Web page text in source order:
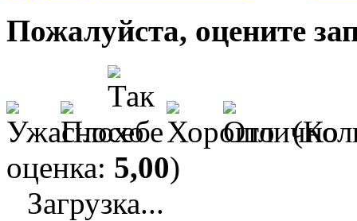
Пожалуйста, оцените
оценка: 5,00)
Загрузка...